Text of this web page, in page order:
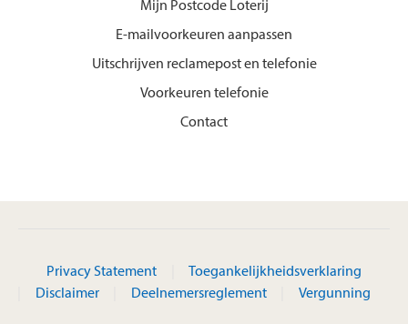
Mijn Postcode Loterij
E-mailvoorkeuren aanpassen
Uitschrijven reclamepost en telefonie
Voorkeuren telefonie
Contact
Privacy Statement
Toegankelijkheidsverklaring
Disclaimer
Deelnemersreglement Vergunning